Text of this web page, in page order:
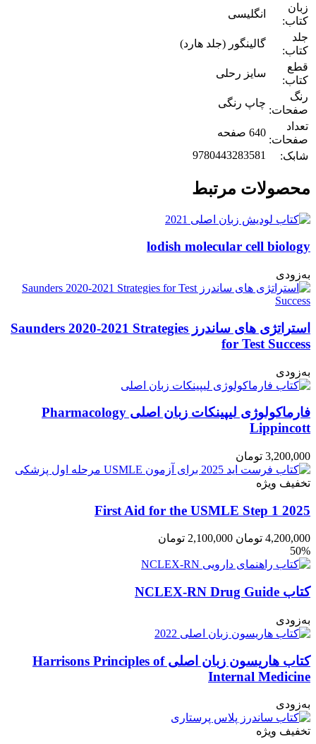
زبان
کتاب:
انگلیسی
جلد
کتاب:
گالینگور (جلد هارد)
قطع
کتاب:
سایز رحلی
رنگ
صفحات:
چاپ رنگی
تعداد
صفحات:
640 صفحه
شابک:
9780443283581
محصولات مرتبط
lodish molecular cell biology
به‌زودی
استراتژی های ساندرز Saunders 2020-2021 Strategies
for Test Success
به‌زودی
فارماکولوژی لیپینکات زبان اصلی Pharmacology
Lippincott
3,200,000 تومان
تخفیف ویژه
First Aid for the USMLE Step 1 2025
4,200,000 تومان 2,100,000 تومان
50%
کتاب NCLEX-RN Drug Guide
به‌زودی
کتاب هاریسون زبان اصلی Harrisons Principles of
Internal Medicine
به‌زودی
تخفیف ویژه